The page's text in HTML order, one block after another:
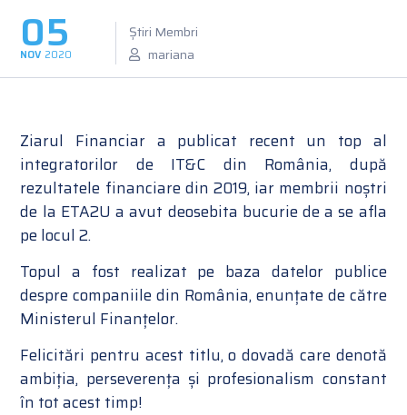
05
NOV 2020
Știri Membri
mariana
Ziarul Financiar a publicat recent un top al
integratorilor de IT&C din România, după
rezultatele financiare din 2019, iar membrii noștri
de la ETA2U a avut deosebita bucurie de a se afla
pe locul 2.
Topul a fost realizat pe baza datelor publice
despre companiile din România, enunțate de către
Ministerul Finanțelor.
Felicitări pentru acest titlu, o dovadă care denotă
ambiția, perseverența și profesionalism constant
în tot acest timp!